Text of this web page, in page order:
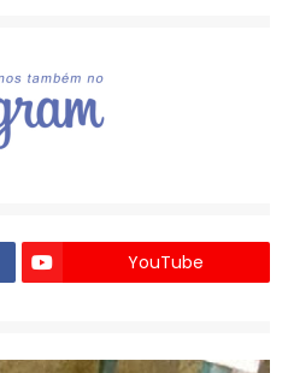
YouTube